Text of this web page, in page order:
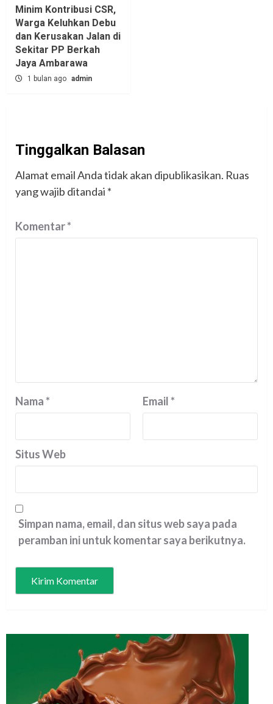
Minim Kontribusi CSR,
Warga Keluhkan Debu
dan Kerusakan Jalan di
Sekitar PP Berkah
Jaya Ambarawa‎
1 bulan ago admin
Tinggalkan Balasan
Alamat email Anda tidak akan dipublikasikan. Ruas
yang wajib ditandai *
Komentar*
Nama* Email*
Situs Web
Simpan nama, email, dan situs web saya pada
peramban ini untuk komentar saya berikutnya.